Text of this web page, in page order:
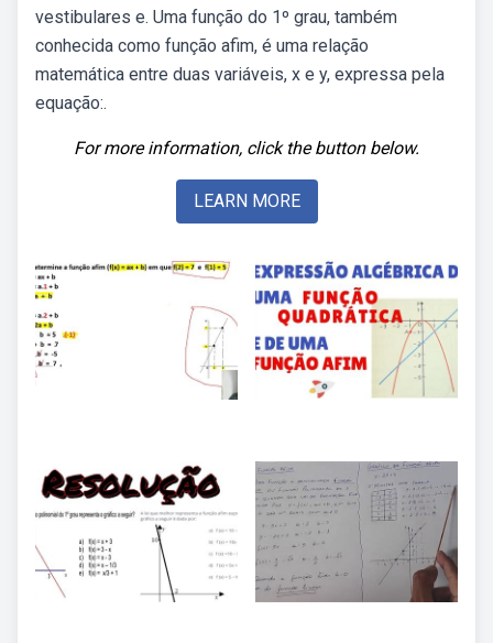
vestibulares e. Uma função do 1º grau, também
conhecida como função afim, é uma relação
matemática entre duas variáveis, x e y, expressa pela
equação:.
For more information, click the button below.
LEARN MORE